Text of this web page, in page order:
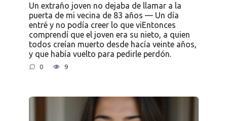
Un extraño joven no dejaba de llamar a la
puerta de mi vecina de 83 años — Un día
entré y no podía creer lo que viEntonces
comprendí que el joven era su nieto, a quien
todos creían muerto desde hacía veinte años,
y que había vuelto para pedirle perdón.
0 9